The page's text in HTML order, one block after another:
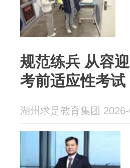
规范练兵 从容
考前适应性考试
湖州求是教育集团